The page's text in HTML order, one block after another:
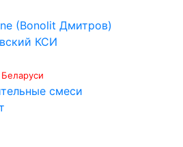
(Bonolit Дмитров)
КСИ
смеси